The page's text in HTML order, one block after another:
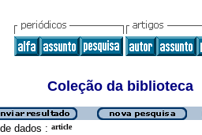
Coleção da biblioteca
dados : article